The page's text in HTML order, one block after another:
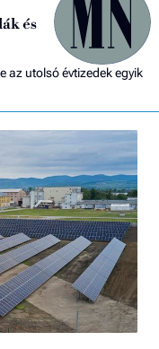
és
az utolsó évtizedek egyik